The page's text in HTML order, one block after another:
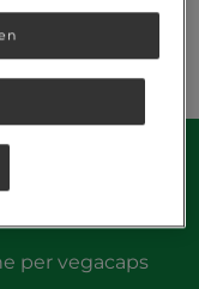
per vegacaps